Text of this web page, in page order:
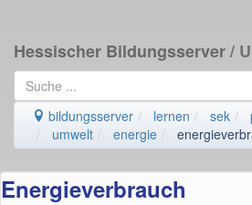
Hessischer Bildungsserver/
bildungsserver lernen sek
umwelt
energie
Energieverbrauch